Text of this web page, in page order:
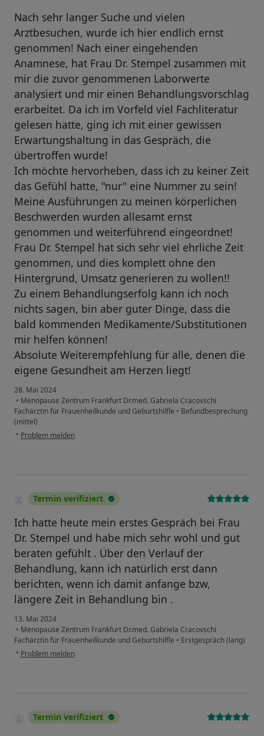
Nach sehr langer Suche und vielen
Arztbesuchen, wurde ich hier endlich ernst
genommen! Nach einer eingehenden
Anamnese, hat Frau Dr. Stempel zusammen mit
mir die zuvor genommenen Laborwerte
analysiert und mir einen Behandlungsvorschlag
erarbeitet. Da ich im Vorfeld viel Fachliteratur
gelesen hatte, ging ich mit einer gewissen
Erwartungshaltung in das Gespräch, die
übertroffen wurde!
Ich möchte hervorheben, dass ich zu keiner Zeit
das Gefühl hatte, "nur" eine Nummer zu sein!
Meine Ausführungen zu meinen körperlichen
Beschwerden wurden allesamt ernst
genommen und weiterführend eingeordnet!
Frau Dr. Stempel hat sich sehr viel ehrliche Zeit
genommen, und dies komplett ohne den
Hintergrund, Umsatz generieren zu wollen!!
Zu einem Behandlungserfolg kann ich noch
nichts sagen, bin aber guter Dinge, dass die
bald kommenden Medikamente/Substitutionen
mir helfen können!
Absolute Weiterempfehlung für alle, denen die
eigene Gesundheit am Herzen liegt!
28. Mai 2024
• Menopause Zentrum Frankfurt Dr.med. Gabriela Cracovschi
Fachärztin für Frauenheilkunde und Geburtshilfle • Befundbesprechung
(mittel)
• Problem melden
Termin verifiziert
Ich hatte heute mein erstes Gespräch bei Frau
Dr. Stempel und habe mich sehr wohl und gut
beraten gefühlt . Über den Verlauf der
Behandlung, kann ich natürlich erst dann
berichten, wenn ich damit anfange bzw,
längere Zeit in Behandlung bin .
13. Mai 2024
• Menopause Zentrum Frankfurt Dr.med. Gabriela Cracovschi
Fachärztin für Frauenheilkunde und Geburtshilfle • Erstgespräch (lang)
• Problem melden
Termin verifiziert